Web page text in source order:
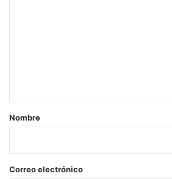
r
*
Nombre
Correo electrónico